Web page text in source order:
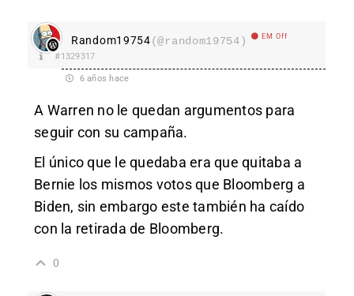
Random19754(@random19754) EM Off
#1329317
6 años hace
A Warren no le quedan argumentos para
seguir con su campaña.
El único que le quedaba era que quitaba a
Bernie los mismos votos que Bloomberg a
Biden, sin embargo este también ha caído
con la retirada de Bloomberg.
0